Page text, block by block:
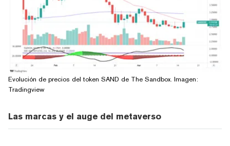
Evolución de precios del token SAND de The Sandbox. Imagen:
Tradingview
Las marcas y el auge del metaverso